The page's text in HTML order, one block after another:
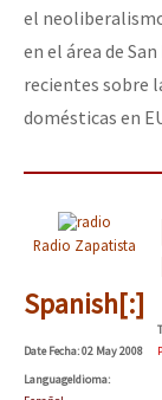
el neoliberalismo
en el área de
recientes sobre
domésticas en
Radio Zapatista
Spanish[:]
DateFecha: 02 May 2008
LanguageIdioma: